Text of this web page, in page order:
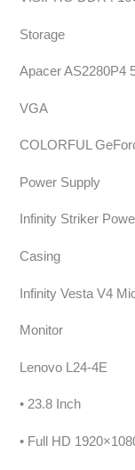
Storage
Apacer AS2280P4
VGA
COLORFUL
Power Supply
Infinity Striker
Casing
Infinity Vesta V4
Monitor
Lenovo L24-4E
• 23.8 Inch
• Full HD